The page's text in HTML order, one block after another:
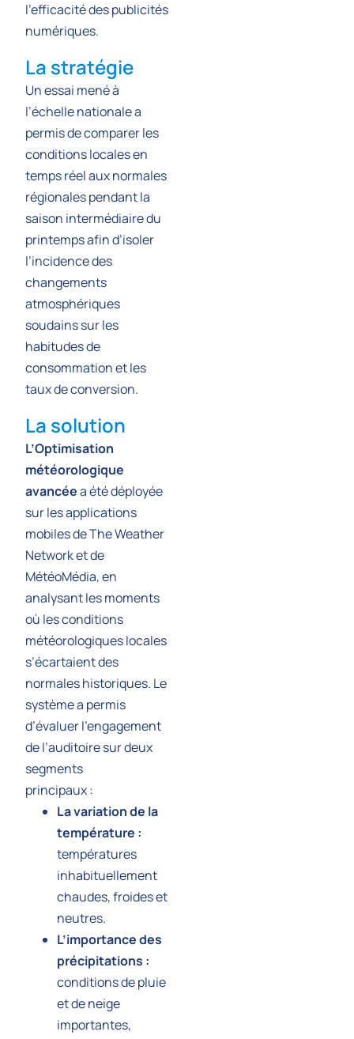
l’efficacité des publicités
numériques.
La stratégie
Un essai mené à
l’échelle nationale a
permis de comparer les
conditions locales en
temps réel aux normales
régionales pendant la
saison intermédiaire du
printemps afin d’isoler
l’incidence des
changements
atmosphériques
soudains sur les
habitudes de
consommation et les
taux de conversion.
La solution
L’Optimisation
météorologique
avancéea été déployée
sur les applications
mobiles de The Weather
Network et de
MétéoMédia, en
analysant les moments
où les conditions
météorologiques locales
s’écartaient des
normales historiques. Le
système a permis
d’évaluer l’engagement
de l’auditoire sur deux
segments
principaux :
La variation de la
température :
températures
inhabituellement
chaudes, froides et
neutres.
L’importance des
précipitations :
conditions de pluie
et de neige
importantes,